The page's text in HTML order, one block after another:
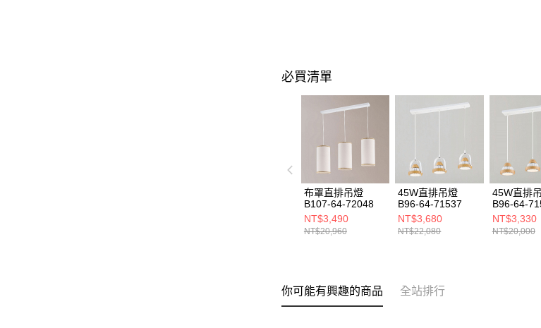
必買清單
布罩直排吊燈
B107-64-72048
NT$3,490
NT$20,960
45W直排吊燈
B96-64-71537
NT$3,680
NT$22,080
45W直排
B96-64-
NT$3,330
NT$20,000
你可能有興趣的商品 全站排行